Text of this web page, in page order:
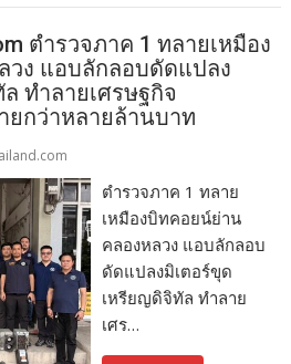
ตำรวจภาค 1 ทลายเหมือง
ง แอบลักลอบดัดแปลง
ทำลายเศรษฐกิจ
ยกว่าหลายล้านบาท
ตำรวจภาค 1 ทลาย
เหมืองบิทคอยน์ย่าน
คลองหลวง แอบลักลอบ
ดัดแปลงมิเตอร์ขุด
เหรียญดิจิทัล ทำลาย
เศร…